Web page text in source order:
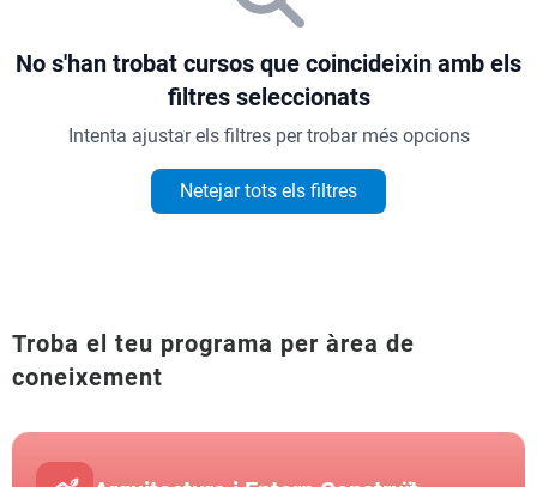
No s'han trobat cursos que coincideixin amb els
filtres seleccionats
Intenta ajustar els filtres per trobar més opcions
Netejar tots els filtres
Troba el teu programa per àrea de
coneixement